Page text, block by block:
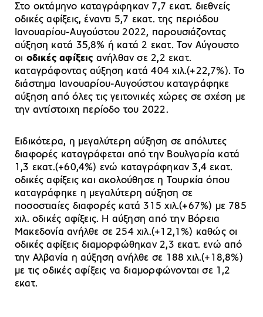
Στο οκτάμηνο καταγράφηκαν 7,7 εκατ. διεθνείς
οδικές αφίξεις, έναντι 5,7 εκατ. της περιόδου
Ιανουαρίου-Αυγούστου 2022, παρουσιάζοντας
αύξηση κατά 35,8% ή κατά 2 εκατ. Τον Αύγουστο
οι οδικές αφίξεις ανήλθαν σε 2,2 εκατ.
καταγράφοντας αύξηση κατά 404 χιλ.(+22,7%). Το
διάστημα Ιανουαρίου-Αυγούστου καταγράφηκε
αύξηση από όλες τις γειτονικές χώρες σε σχέση με
την αντίστοιχη περίοδο του 2022.
Ειδικότερα, η μεγαλύτερη αύξηση σε απόλυτες
διαφορές καταγράφεται από την Βουλγαρία κατά
1,3 εκατ.(+60,4%) ενώ καταγράφηκαν 3,4 εκατ.
οδικές αφίξεις και ακολούθησε η Τουρκία όπου
καταγράφηκε η μεγαλύτερη αύξηση σε
ποσοστιαίες διαφορές κατά 315 χιλ.(+67%) με 785
χιλ. οδικές αφίξεις. Η αύξηση από την Βόρεια
Μακεδονία ανήλθε σε 254 χιλ.(+12,1%) καθώς οι
οδικές αφίξεις διαμορφώθηκαν 2,3 εκατ. ενώ από
την Αλβανία η αύξηση ανήλθε σε 188 χιλ.(+18,8%)
με τις οδικές αφίξεις να διαμορφώνονται σε 1,2
εκατ.